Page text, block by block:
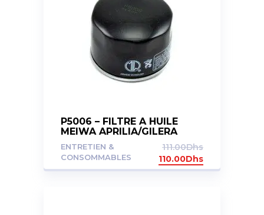
P5006 – FILTRE A HUILE
MEIWA APRILIA/GILERA
750/800/850
ENTRETIEN &
CONSOMMABLES
111.00Dhs
110.00Dhs